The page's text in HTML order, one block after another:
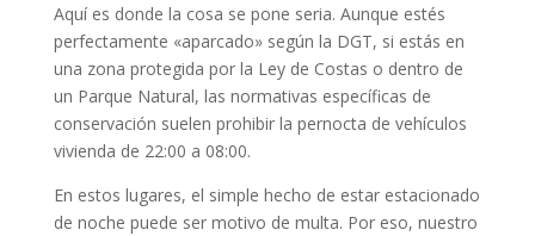
Aquí es donde la cosa se pone seria. Aunque estés
perfectamente «aparcado» según la DGT, si estás en
una zona protegida por la Ley de Costas o dentro de
un Parque Natural, las normativas específicas de
conservación suelen prohibir la pernocta de vehículos
vivienda de 22:00 a 08:00.
En estos lugares, el simple hecho de estar estacionado
de noche puede ser motivo de multa. Por eso, nuestro